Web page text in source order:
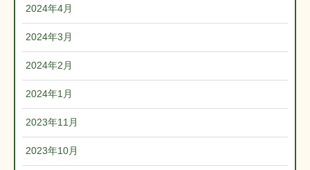
2024年4月
2024年3月
2024年2月
2024年1月
2023年11月
2023年10月